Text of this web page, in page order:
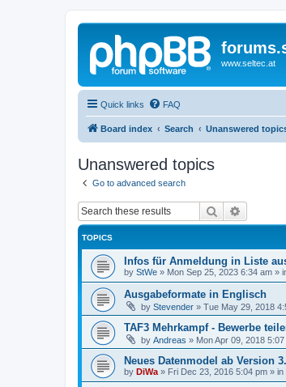
www.seltec.at
Quick links FAQ
Board index Search Unanswered
Unanswered topics
Go to advanced search
Search
TOPICS
Infos für Anmeldung in Liste
by StWe » Mon Sep 25, 2023 6:34 am »
Ausgabeformate in Englisch
by Stevender » Tue May 29, 2018
TAF3 Mehrkampf - Bewerbe
by Andreas » Mon Apr 09, 2018
Neues Datenmodel ab Version
by DiWa » Fri Dec 23, 2016 5:04 pm » in